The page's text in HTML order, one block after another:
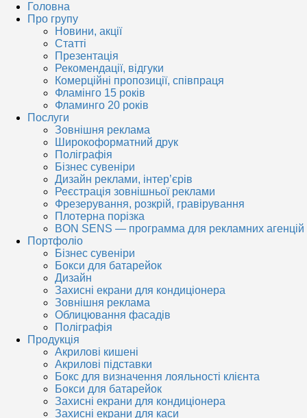
Головна
Про групу
Новини, акції
Статті
Презентація
Рекомендації, відгуки
Комерційні пропозиції, співпраця
Фламінго 15 років
Фламинго 20 років
Послуги
Зовнішня реклама
Широкоформатний друк
Поліграфія
Бізнес сувеніри
Дизайн реклами, інтер’єрів
Реєстрація зовнішньої реклами
Фрезерування, розкрій, гравірування
Плотерна порізка
BON SENS — программа для рекламних агенцій
Портфоліо
Бізнес сувеніри
Бокси для батарейок
Дизайн
Захисні екрани для кондиціонера
Зовнішня реклама
Облицювання фасадів
Поліграфія
Продукція
Акрилові кишені
Акрилові підставки
Бокс для визначення лояльності клієнта
Бокси для батарейок
Захисні екрани для кондиціонера
Захисні екрани для каси